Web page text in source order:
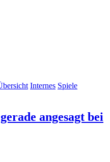
Internes Spiele
angesagt bei